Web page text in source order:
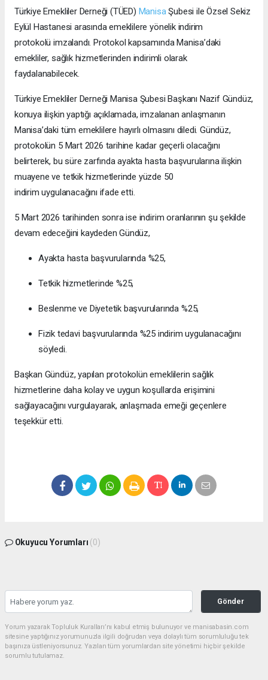
Türkiye Emekliler Derneği (TÜED) ManisaŞubesi ile Özsel Sekiz
Eylül Hastanesi arasında emeklilere yönelik indirim
protokolü imzalandı. Protokol kapsamında Manisa’daki
emekliler, sağlık hizmetlerinden indirimli olarak
faydalanabilecek.
Türkiye Emekliler Derneği Manisa Şubesi Başkanı Nazif Gündüz,
konuya ilişkin yaptığı açıklamada, imzalanan anlaşmanın
Manisa’daki tüm emeklilere hayırlı olmasını diledi. Gündüz,
protokolün 5 Mart 2026 tarihine kadar geçerli olacağını
belirterek, bu süre zarfında ayakta hasta başvurularına ilişkin
muayene ve tetkik hizmetlerinde yüzde 50
indirim uygulanacağını ifade etti.
5 Mart 2026 tarihinden sonra ise indirim oranlarının şu şekilde
devam edeceğini kaydeden Gündüz,
Ayakta hasta başvurularında %25,
Tetkik hizmetlerinde %25,
Beslenme ve Diyetetik başvurularında %25,
Fizik tedavi başvurularında %25 indirim uygulanacağını
söyledi.
Başkan Gündüz, yapılan protokolün emeklilerin sağlık
hizmetlerine daha kolay ve uygun koşullarda erişimini
sağlayacağını vurgulayarak, anlaşmada emeği geçenlere
teşekkür etti.
Okuyucu Yorumları (0)
Gönder
Yorum yazarak Topluluk Kuralları’nı kabul etmiş bulunuyor ve manisabasin.com
sitesine yaptığınız yorumunuzla ilgili doğrudan veya dolaylı tüm sorumluluğu tek
başınıza üstleniyorsunuz. Yazılan tüm yorumlardan site yönetimi hiçbir şekilde
sorumlu tutulamaz.